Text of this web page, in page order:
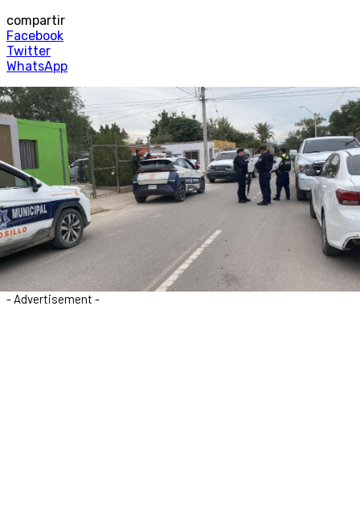
compartir
Facebook
Twitter
WhatsApp
- Advertisement -